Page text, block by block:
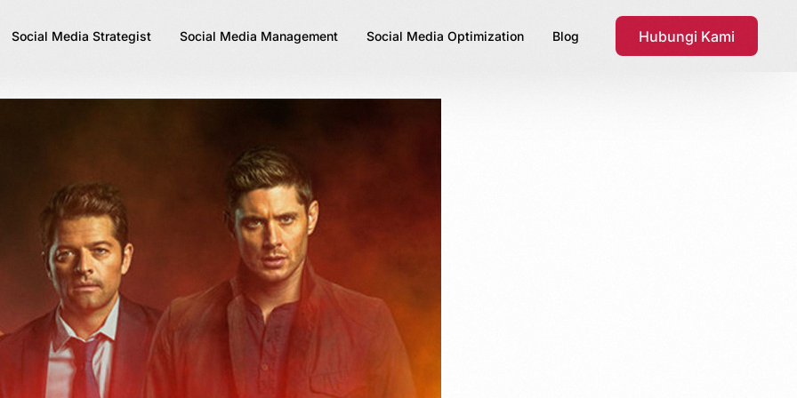
Social Media Strategist Social Media Management Social Media Optimization Blog Hubungi Kami